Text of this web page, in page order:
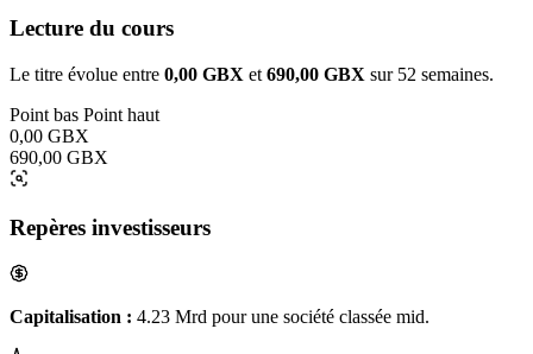
Lecture du cours
Le titre évolue entre 0,00 GBX et 690,00 GBX sur 52 semaines.
Point bas Point haut
0,00 GBX
690,00 GBX
Repères investisseurs
Capitalisation : 4.23 Mrd pour une société classée mid.